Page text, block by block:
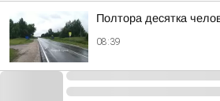
Полтора десятка
08:39